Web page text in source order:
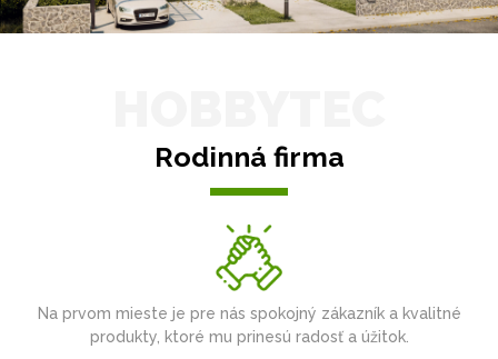
Rodinná firma
Na prvom mieste je pre nás spokojný zákazník a kvalitné
produkty, ktoré mu prinesú radosť a úžitok.